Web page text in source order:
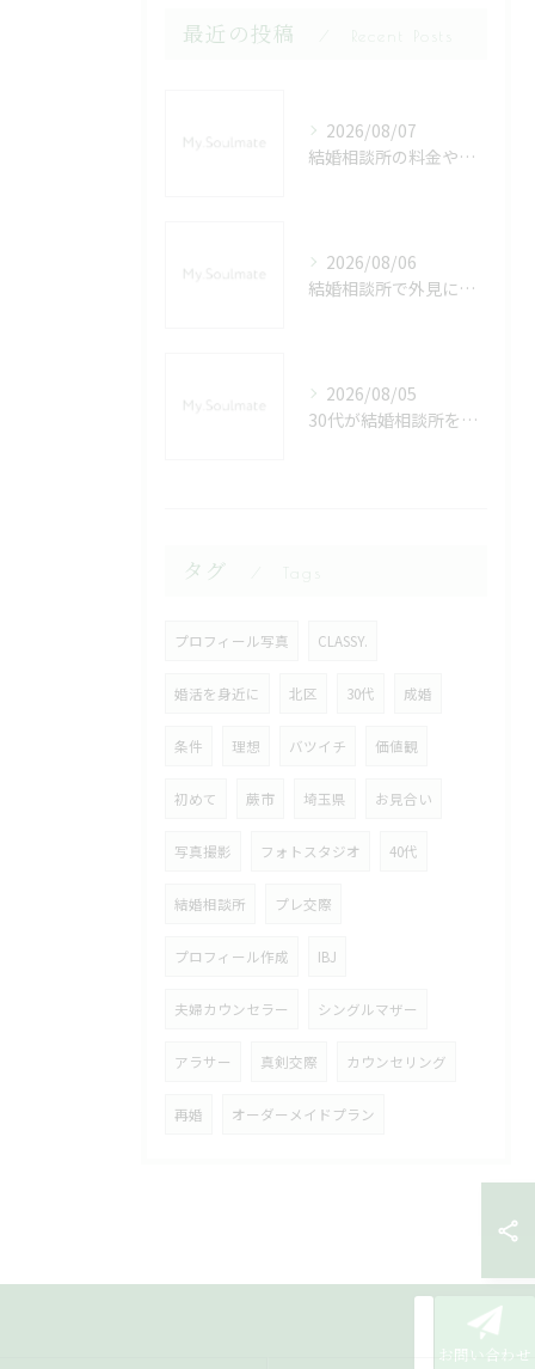
最近の投稿
2026/08/07
結婚相談所の料金や相場を埼玉県秩父郡小鹿野町で徹底比較して安心の婚活を始める方法
2026/08/06
結婚相談所で外見に自信がない女性が埼玉県秩父郡長瀞町で選ばれるための婚活戦略と印象アップ術
2026/08/05
30代が結婚相談所を選ぶ際のおすすめと埼玉県秩父郡皆野町での婚活成功のポイント
タグ
プロフィール写真 CLASSY.
婚活を身近に 北区 30代 成婚
条件 理想 バツイチ 価値観
初めて 蕨市 埼玉県 お見合い
写真撮影 フォトスタジオ 40代
結婚相談所 プレ交際
プロフィール作成 IBJ
夫婦カウンセラー シングルマザー
アラサー 真剣交際 カウンセリング
再婚 オーダーメイドプラン
お問い合わせ